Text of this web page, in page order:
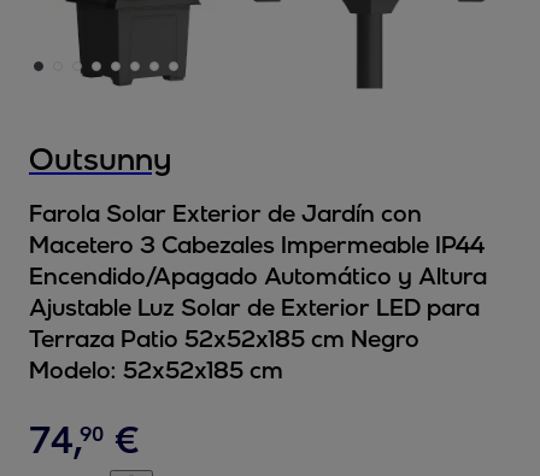
Outsunny
Farola Solar Exterior de Jardín con
Macetero 3 Cabezales Impermeable IP44
Encendido/Apagado Automático y Altura
Ajustable Luz Solar de Exterior LED para
Terraza Patio 52x52x185 cm Negro
Modelo: 52x52x185 cm
74,90 €